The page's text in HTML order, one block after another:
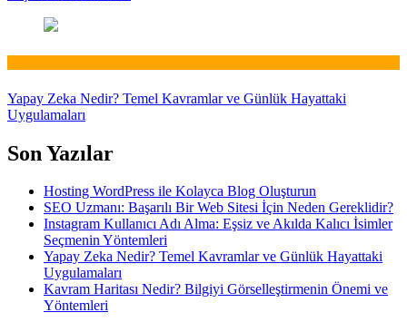
Yapay Zeka Nedir? Temel Kavramlar ve Günlük Hayattaki
Uygulamaları
Son Yazılar
Hosting WordPress ile Kolayca Blog Oluşturun
SEO Uzmanı: Başarılı Bir Web Sitesi İçin Neden Gereklidir?
Instagram Kullanıcı Adı Alma: Eşsiz ve Akılda Kalıcı İsimler
Seçmenin Yöntemleri
Yapay Zeka Nedir? Temel Kavramlar ve Günlük Hayattaki
Uygulamaları
Kavram Haritası Nedir? Bilgiyi Görselleştirmenin Önemi ve
Yöntemleri